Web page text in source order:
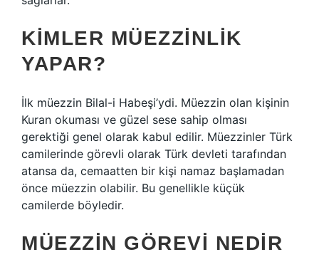
KIMLER MÜEZZINLIK
YAPAR?
İlk müezzin Bilal-i Habeşi’ydi. Müezzin olan kişinin
Kuran okuması ve güzel sese sahip olması
gerektiği genel olarak kabul edilir. Müezzinler Türk
camilerinde görevli olarak Türk devleti tarafından
atansa da, cemaatten bir kişi namaz başlamadan
önce müezzin olabilir. Bu genellikle küçük
camilerde böyledir.
MÜEZZIN GÖREVI NEDIR